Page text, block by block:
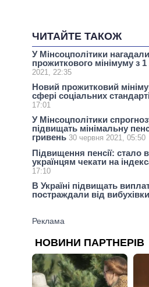
ЧИТАЙТЕ ТАКОЖ
У Мінсоцполітики
прожиткового мінімуму з
2021, 22:35
Новий прожитковий
сфері соціальних
17:01
У Мінсоцполітики
підвищать мінімальну
гривень 30 червня 2021, 05:50
Підвищення пенсії: стало
українцям чекати на
17:10
В Україні підвищать
постраждали від вибухівки